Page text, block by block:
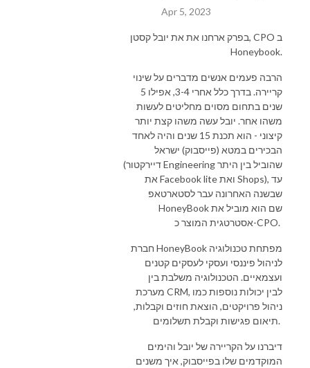
Apr 5, 2023
בפרק ארחנו את את יובל קסטן, CPO ב
Honeybook.
הרבה פעמים אנשים מדברים על שינוי
קריירה. בדרך כלל אחרי 3-4, אפילו 5
שנים בתחום מסוים מחליטים לעשות
משהו אחר. יובל עשה משהו קצת יותר
קיצוני - הוא תכנת 15 שנים והיה לאחד
הבכירים במטא (פייסבוק) ישראל
(דיירקטור Engineering שהוביל בין היתר
את Facebook lite ואת Shops), עד
שבשנה האחרונה עבר לסטארטאפ
HoneyBook שם הוא מוביל את
אסטרטגית המוצר כ-CPO.
חברת HoneyBook מפתחת טכנולוגיה
לניהול פיננסי ועסקי לעסקים קטנים
ועצמאיים. הטכנולוגיה משלבת בין
מערכת CRM, לבין יכולות נוספות כמו
ניהול פרויקטים, הוצאת חוזים וקבלות,
תיאום פגישות וקבלת תשלומים.
דיברנו על הקריירה של יובל והימים
המוקדמים שלו בפייסבוק, איך משנים